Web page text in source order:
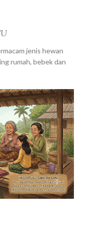
jenis hewan
rumah, bebek dan